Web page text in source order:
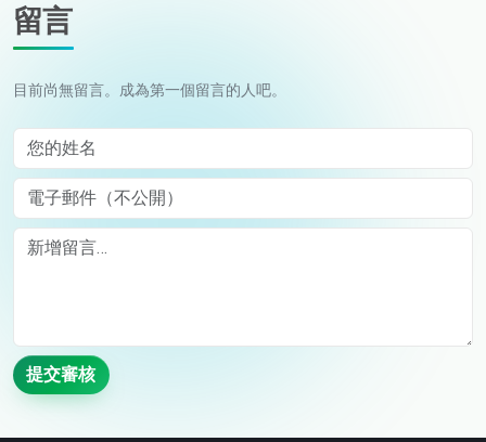
留言
目前尚無留言。成為第一個留言的人吧。
您的姓名
電子郵件（不公開）
Comment
提交審核